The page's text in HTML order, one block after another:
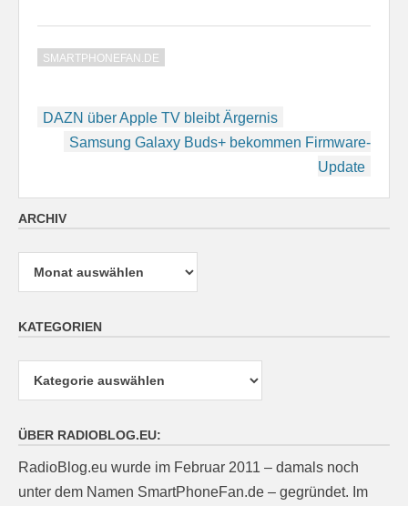
SMARTPHONEFAN.DE
Beitragsnavigation
DAZN über Apple TV bleibt Ärgernis
Samsung Galaxy Buds+ bekommen Firmware-
Update
ARCHIV
Archiv
KATEGORIEN
ÜBER RADIOBLOG.EU:
RadioBlog.eu wurde im Februar 2011 – damals noch
unter dem Namen SmartPhoneFan.de – gegründet. Im